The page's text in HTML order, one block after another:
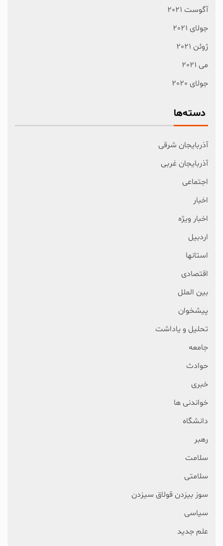
آگوست 2021
جولای 2021
ژوئن 2021
می 2021
جولای 2020
دسته‌ها
آذربایجان شرقی
آذربایجان غربی
اجتماعی
اخبار
اخبار ویژه
اردبیل
استانها
اقتصادی
بین الملل
پیشخوان
تحلیل و یاداشت
جامعه
حوادث
خبری
خواندنی ها
دانشگاه
رهبر
سلامت
سلامتی
سوز بیزدن قولاق سیزدن
سیاسی
علم جدید